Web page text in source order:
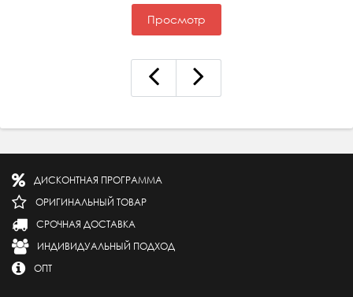
Просмотр
ДИСКОНТНАЯ ПРОГРАММА
ОРИГИНАЛЬНЫЙ ТОВАР
СРОЧНАЯ ДОСТАВКА
ИНДИВИДУАЛЬНЫЙ ПОДХОД
ОПТ